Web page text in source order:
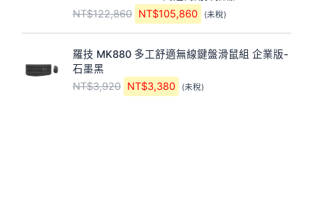
23.8吋 無邊框
電容式觸控顯示
器
10,080
NT$9,640
(未
稅)
23.8吋寬螢幕
IPS 120Hz 低藍
光不閃屏
NT$3,940
加入購物